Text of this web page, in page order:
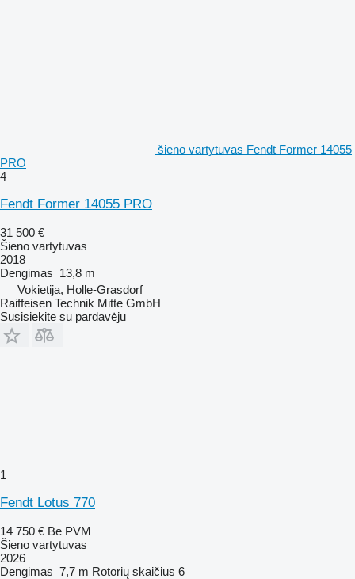
šieno vartytuvas Fendt Former 14055
PRO
4
Fendt Former 14055 PRO
31 500 €
Šieno vartytuvas
2018
Dengimas 13,8 m
Vokietija, Holle-Grasdorf
Raiffeisen Technik Mitte GmbH
Susisiekite su pardavėju
1
Fendt Lotus 770
14 750 € Be PVM
Šieno vartytuvas
2026
Dengimas 7,7 m Rotorių skaičius 6